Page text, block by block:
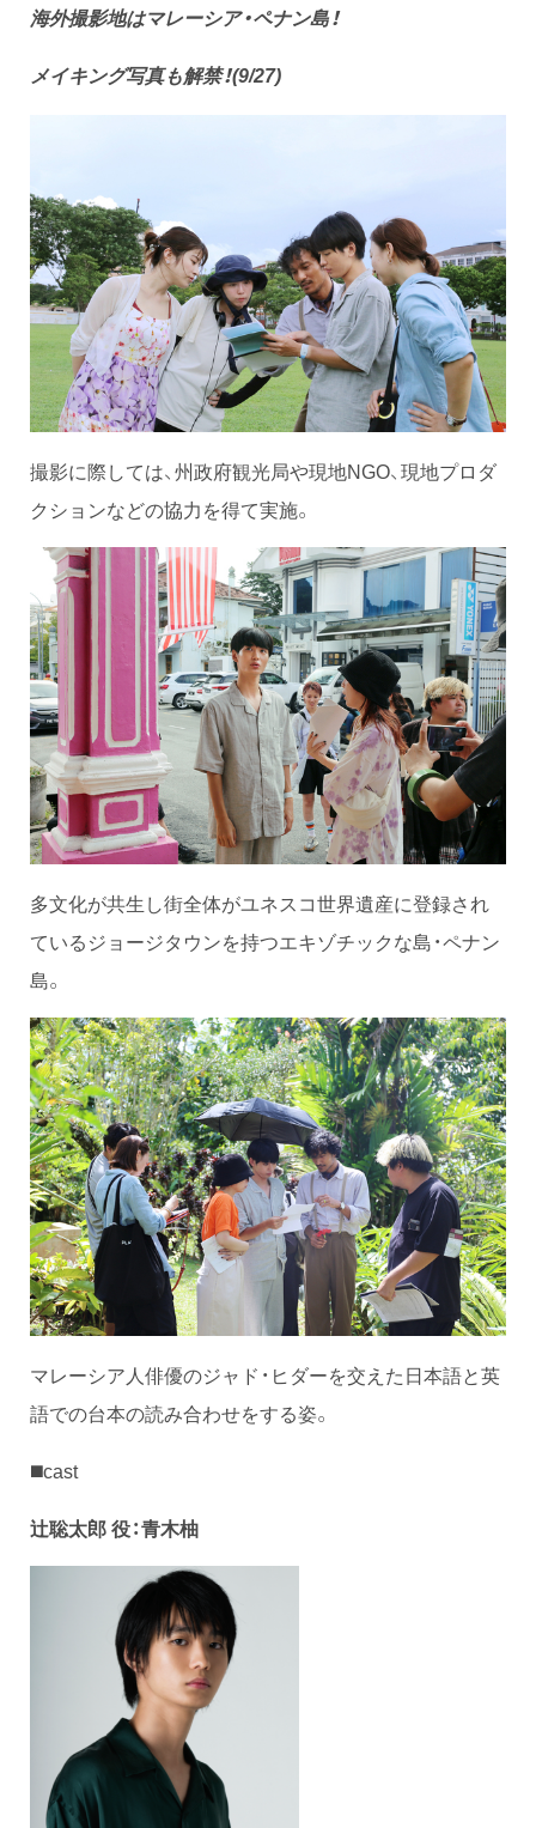
海外撮影地はマレーシア・ペナン島！
メイキング写真も解禁！(9/27)
撮影に際しては、州政府観光局や現地NGO、現地プロダ
クションなどの協力を得て実施。
多文化が共生し街全体がユネスコ世界遺産に登録され
ているジョージタウンを持つエキゾチックな島・ペナン
島。
マレーシア人俳優のジャド・ヒダーを交えた日本語と英
語での台本の読み合わせをする姿。
◼️cast
辻聡太郎 役：青木柚